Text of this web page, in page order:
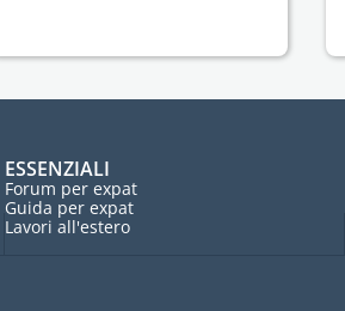
ESSENZIALI
Forum per expat
Guida per expat
Lavori all'estero